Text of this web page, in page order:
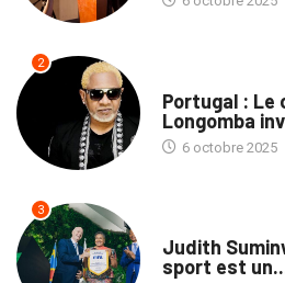
2
Portugal : Le
Longomba
6 octobre 2025
3
Judith
sport est